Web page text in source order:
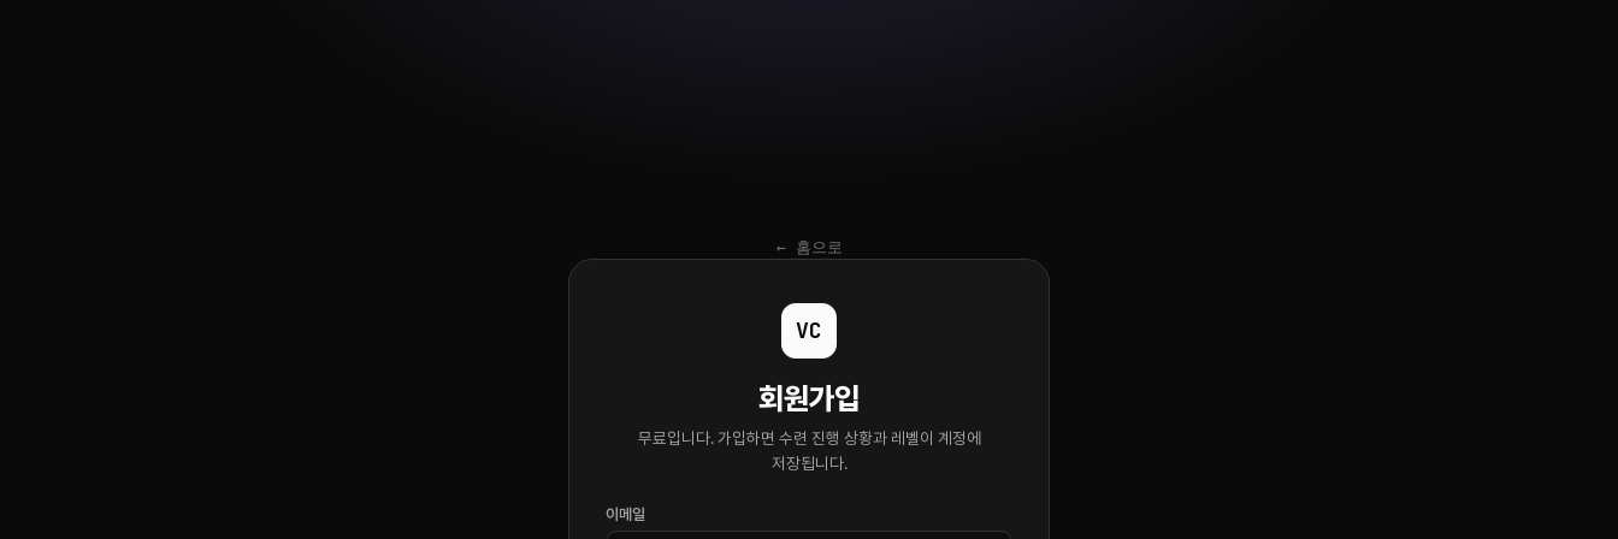
← 홈으로
VC
회원가입
무료입니다. 가입하면 수련 진행 상황과 레벨이 계정에
저장됩니다.
이메일